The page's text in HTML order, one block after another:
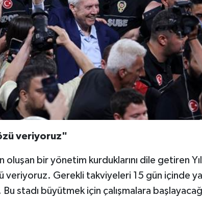
veriyoruz"
oluşan bir yönetim kurduklarını dile getiren
veriyoruz. Gerekli takviyeleri 15 gün içinde
stadı büyütmek için çalışmalara